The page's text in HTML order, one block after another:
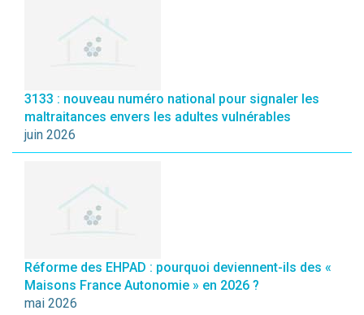
3133 : nouveau numéro national pour signaler les
maltraitances envers les adultes vulnérables
juin 2026
Réforme des EHPAD : pourquoi deviennent-ils des «
Maisons France Autonomie » en 2026 ?
mai 2026